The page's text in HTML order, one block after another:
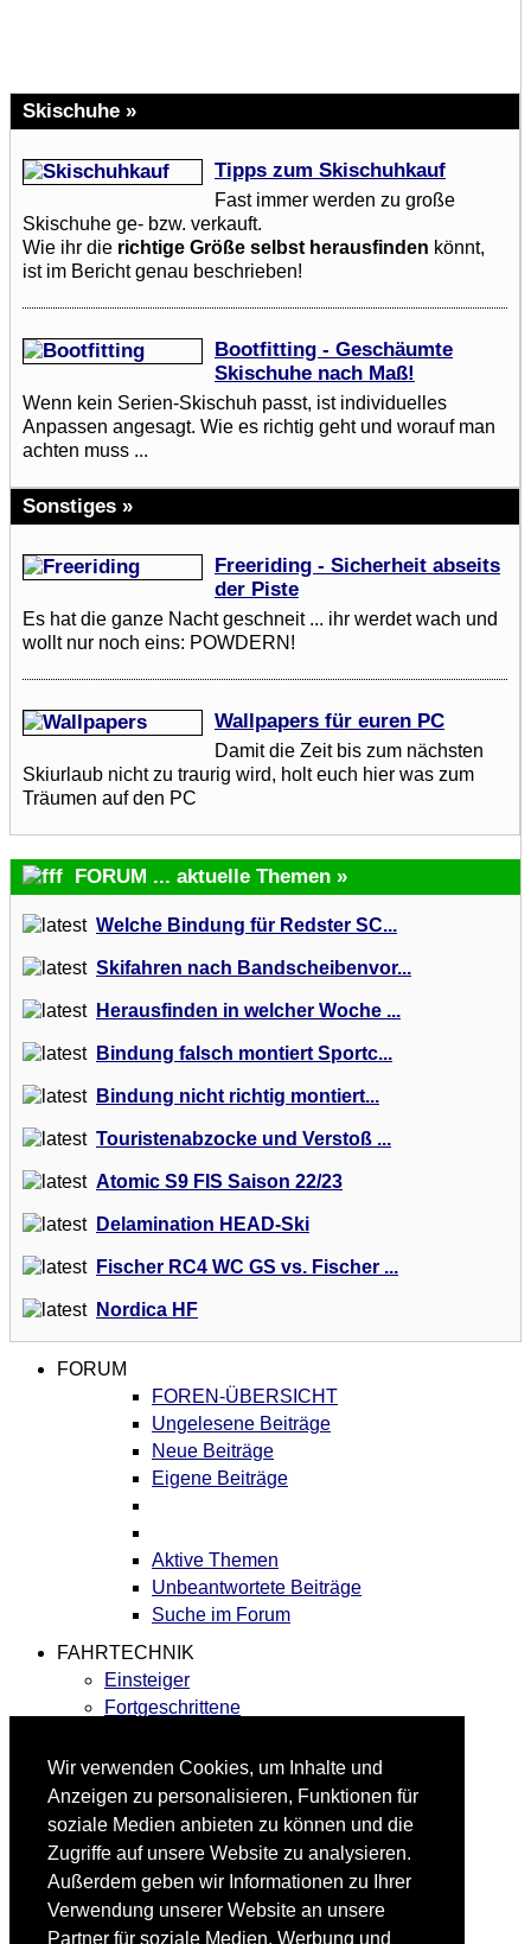
Wir verwenden Cookies, um Inhalte und
Anzeigen zu personalisieren, Funktionen für
soziale Medien anbieten zu können und die
Zugriffe auf unsere Website zu analysieren.
Außerdem geben wir Informationen zu Ihrer
Verwendung unserer Website an unsere
Partner für soziale Medien, Werbung und
Skischuhe »
Tipps zum Skischuhkauf
Fast immer werden zu große
Skischuhe ge- bzw. verkauft.
Wie ihr die richtige Größe selbst herausfinden könnt,
ist im Bericht genau beschrieben!
Bootfitting - Geschäumte
Skischuhe nach Maß!
Wenn kein Serien-Skischuh passt, ist individuelles
Anpassen angesagt. Wie es richtig geht und worauf man
achten muss ...
Sonstiges »
Freeriding - Sicherheit abseits
der Piste
Es hat die ganze Nacht geschneit ... ihr werdet wach und
wollt nur noch eins: POWDERN!
Wallpapers für euren PC
Damit die Zeit bis zum nächsten
Skiurlaub nicht zu traurig wird, holt euch hier was zum
Träumen auf den PC
FORUM ... aktuelle Themen »
Welche Bindung für Redster SC...
Skifahren nach Bandscheibenvor...
Herausfinden in welcher Woche ...
Bindung falsch montiert Sportc...
Bindung nicht richtig montiert...
Touristenabzocke und Verstoß ...
Atomic S9 FIS Saison 22/23
Delamination HEAD-Ski
Fischer RC4 WC GS vs. Fischer ...
Nordica HF
FORUM
FOREN-ÜBERSICHT
Ungelesene Beiträge
Neue Beiträge
Eigene Beiträge
Aktive Themen
Unbeantwortete Beiträge
Suche im Forum
FAHRTECHNIK
Einsteiger
Fortgeschrittene
Videoanalyse
SKI
SKITEST
Ski-FAQ
Tipps Ski-Kauf
Ski-Typen